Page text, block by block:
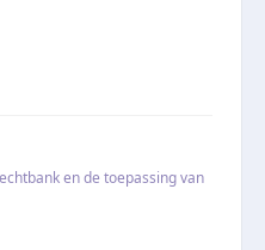
en de toepassing van